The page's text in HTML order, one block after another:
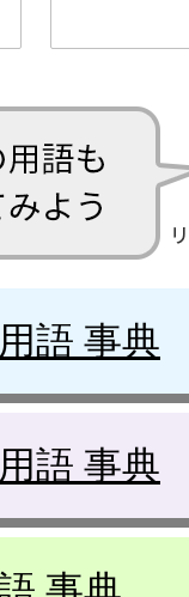
語 事典
語 事典